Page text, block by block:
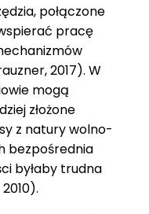
połączone
pracę
2017). W
mogą
złożone
z natury wolno-
bezpośrednia
byłaby trudna